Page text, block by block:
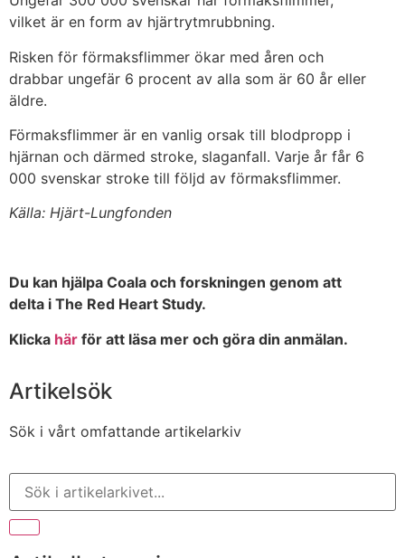
vilket är en form av hjärtrytmrubbning.
Risken för förmaksflimmer ökar med åren och
drabbar ungefär 6 procent av alla som är 60 år eller
äldre.
Förmaksflimmer är en vanlig orsak till blodpropp i
hjärnan och därmed stroke, slaganfall. Varje år får 6
000 svenskar stroke till följd av förmaksflimmer.
Källa: Hjärt-Lungfonden
Du kan hjälpa Coala och forskningen genom att
delta i The Red Heart Study.
Klicka här för att läsa mer och göra din anmälan.
Artikelsök
Sök i vårt omfattande artikelarkiv